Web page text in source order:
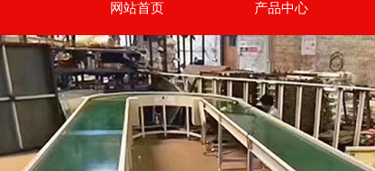
网站首页 产品中心